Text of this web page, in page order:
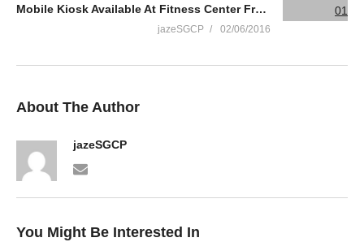
Mobile Kiosk Available At Fitness Center From Today
jazeSGCP 02/06/2016
About The Author
jazeSGCP
You Might Be Interested In